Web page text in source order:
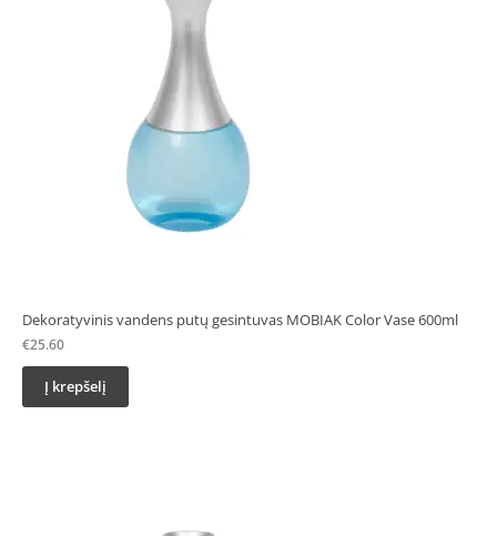
Dekoratyvinis vandens putų gesintuvas MOBIAK Color Vase 600ml
€25.60
Į krepšelį